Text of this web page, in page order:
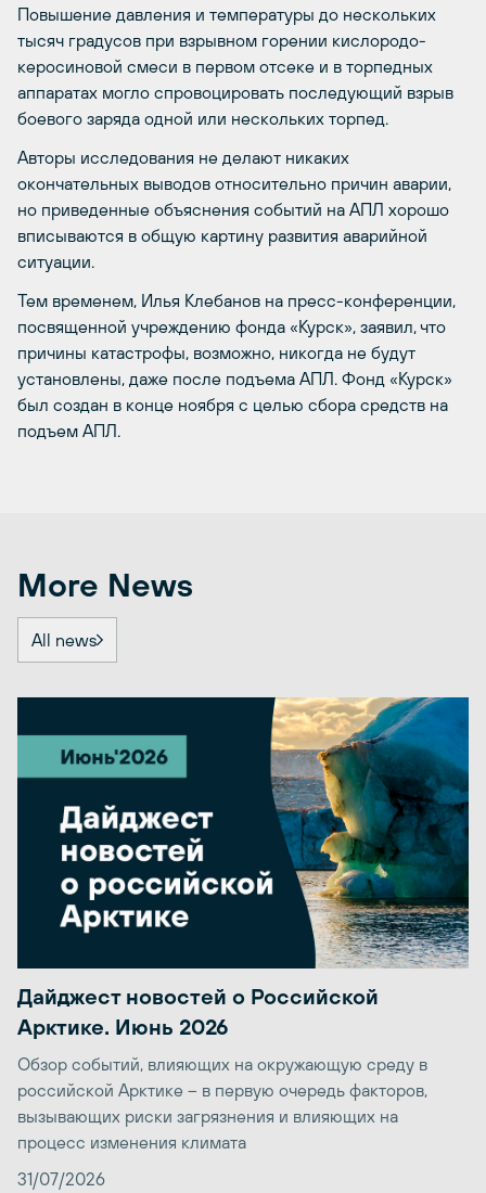
Повышение давления и температуры до нескольких
тысяч градусов при взрывном горении кислородо-
керосиновой смеси в первом отсеке и в торпедных
аппаратах могло спровоцировать последующий взрыв
боевого заряда одной или нескольких торпед.
Авторы исследования не делают никаких
окончательных выводов относительно причин аварии,
но приведенные объяснения событий на АПЛ хорошо
вписываются в общую картину развития аварийной
ситуации.
Тем временем, Илья Клебанов на пресс-конференции,
посвященной учреждению фонда «Курск», заявил, что
причины катастрофы, возможно, никогда не будут
установлены, даже после подъема АПЛ. Фонд «Курск»
был создан в конце ноября с целью сбора средств на
подъем АПЛ.
More News
All news
Дайджест новостей о Российской
Арктике. Июнь 2026
Обзор событий, влияющих на окружающую среду в
российской Арктике – в первую очередь факторов,
вызывающих риски загрязнения и влияющих на
процесс изменения климата
31/07/2026